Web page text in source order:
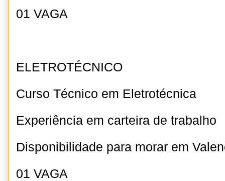
01 VAGA
ELETROTÉCNICO
Curso Técnico em Eletrotécnica
Experiência em carteira de trabalho
Disponibilidade para morar em
01 VAGA